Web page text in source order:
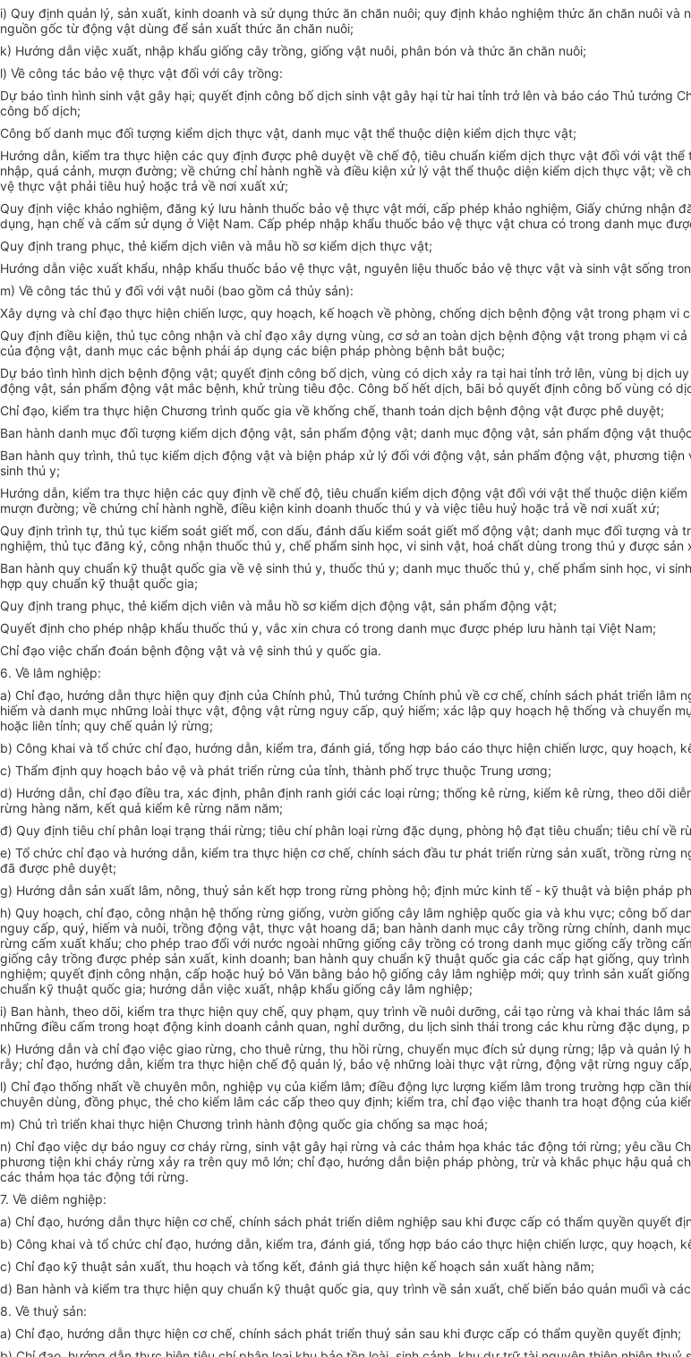
i) Quy định quản lý, sản xuất, kinh doanh và sử dụng thức ăn chăn nuôi; quy định khảo nghiệm thức ăn chăn nuôi và
nguồn gốc từ động vật dùng để sản xuất thức ăn chăn nuôi;
k) Hướng dẫn việc xuất, nhập khẩu giống cây trồng, giống vật nuôi, phân bón và thức ăn chăn nuôi;
l) Về công tác bảo vệ thực vật đối với cây trồng:
Dự báo tình hình sinh vật gây hại; quyết định công bố dịch sinh vật gây hại từ hai tỉnh trở lên và báo cáo Thủ tướng
công bố dịch;
Công bố danh mục đối tượng kiểm dịch thực vật, danh mục vật thể thuộc diện kiểm dịch thực vật;
Hướng dẫn, kiểm tra thực hiện các quy định được phê duyệt về chế độ, tiêu chuẩn kiểm dịch thực vật đối với vật
nhập, quá cảnh, mượn đường; về chứng chỉ hành nghề và điều kiện xử lý vật thể thuộc diện kiểm dịch thực vật; về
vệ thực vật phải tiêu huỷ hoặc trả về nơi xuất xứ;
Quy định việc khảo nghiệm, đăng ký lưu hành thuốc bảo vệ thực vật mới, cấp phép khảo nghiệm, Giấy chứng
dụng, hạn chế và cấm sử dụng ở Việt Nam. Cấp phép nhập khẩu thuốc bảo vệ thực vật chưa có trong danh mục
Quy định trang phục, thẻ kiểm dịch viên và mẫu hồ sơ kiểm dịch thực vật;
Hướng dẫn việc xuất khẩu, nhập khẩu thuốc bảo vệ thực vật, nguyên liệu thuốc bảo vệ thực vật và sinh vật sống
m) Về công tác thú y đối với vật nuôi (bao gồm cả thủy sản):
Xây dựng và chỉ đạo thực hiện chiến lược, quy hoạch, kế hoạch về phòng, chống dịch bệnh động vật trong phạm vi
Quy định điều kiện, thủ tục công nhận và chỉ đạo xây dựng vùng, cơ sở an toàn dịch bệnh động vật trong phạm vi
của động vật, danh mục các bệnh phải áp dụng các biện pháp phòng bệnh bắt buộc;
Dự báo tình hình dịch bệnh động vật; quyết định công bố dịch, vùng có dịch xảy ra tại hai tỉnh trở lên, vùng bị dịch
động vật, sản phẩm động vật mắc bệnh, khử trùng tiêu độc. Công bố hết dịch, bãi bỏ quyết định công bố vùng có
Chỉ đạo, kiểm tra thực hiện Chương trình quốc gia về khống chế, thanh toán dịch bệnh động vật được phê duyệt;
Ban hành danh mục đối tượng kiểm dịch động vật, sản phẩm động vật; danh mục động vật, sản phẩm động vật
Ban hành quy trình, thủ tục kiểm dịch động vật và biện pháp xử lý đối với động vật, sản phẩm động vật, phương
sinh thú y;
Hướng dẫn, kiểm tra thực hiện các quy định về chế độ, tiêu chuẩn kiểm dịch động vật đối với vật thể thuộc diện
mượn đường; về chứng chỉ hành nghề, điều kiện kinh doanh thuốc thú y và việc tiêu huỷ hoặc trả về nơi xuất xứ;
Quy định trình tự, thủ tục kiểm soát giết mổ, con dấu, đánh dấu kiểm soát giết mổ động vật; danh mục đối tượng và
nghiệm, thủ tục đăng ký, công nhận thuốc thú y, chế phẩm sinh học, vi sinh vật, hoá chất dùng trong thú y được sản
Ban hành quy chuẩn kỹ thuật quốc gia về vệ sinh thú y, thuốc thú y; danh mục thuốc thú y, chế phẩm sinh học, vi
hợp quy chuẩn kỹ thuật quốc gia;
Quy định trang phục, thẻ kiểm dịch viên và mẫu hồ sơ kiểm dịch động vật, sản phẩm động vật;
Quyết định cho phép nhập khẩu thuốc thú y, vắc xin chưa có trong danh mục được phép lưu hành tại Việt Nam;
Chỉ đạo việc chẩn đoán bệnh động vật và vệ sinh thú y quốc gia.
6. Về lâm nghiệp:
a) Chỉ đạo, hướng dẫn thực hiện quy định của Chính phủ, Thủ tướng Chính phủ về cơ chế, chính sách phát triển
hiếm và danh mục những loài thực vật, động vật rừng nguy cấp, quý hiếm; xác lập quy hoạch hệ thống và chuyển
hoặc liên tỉnh; quy chế quản lý rừng;
b) Công khai và tổ chức chỉ đạo, hướng dẫn, kiểm tra, đánh giá, tổng hợp báo cáo thực hiện chiến lược, quy
c) Thẩm định quy hoạch bảo vệ và phát triển rừng của tỉnh, thành phố trực thuộc Trung ương;
d) Hướng dẫn, chỉ đạo điều tra, xác định, phân định ranh giới các loại rừng; thống kê rừng, kiểm kê rừng, theo dõi
rừng hàng năm, kết quả kiểm kê rừng năm năm;
đ) Quy định tiêu chí phân loại trạng thái rừng; tiêu chí phân loại rừng đặc dụng, phòng hộ đạt tiêu chuẩn; tiêu chí
e) Tổ chức chỉ đạo và hướng dẫn, kiểm tra thực hiện cơ chế, chính sách đầu tư phát triển rừng sản xuất, trồng
đã được phê duyệt;
g) Hướng dẫn sản xuất lâm, nông, thuỷ sản kết hợp trong rừng phòng hộ; định mức kinh tế - kỹ thuật và biện pháp
h) Quy hoạch, chỉ đạo, công nhận hệ thống rừng giống, vườn giống cây lâm nghiệp quốc gia và khu vực; công bố
nguy cấp, quý, hiếm và nuôi, trồng động vật, thực vật hoang dã; ban hành danh mục cây trồng rừng chính, danh
rừng cấm xuất khẩu; cho phép trao đổi với nước ngoài những giống cây trồng có trong danh mục giống cấy trồng
giống cây trồng được phép sản xuất, kinh doanh; ban hành quy chuẩn kỹ thuật quốc gia các cấp hạt giống, quy
nghiệm; quyết định công nhận, cấp hoặc huỷ bỏ Văn bằng bảo hộ giống cây lâm nghiệp mới; quy trình sản xuất
chuẩn kỹ thuật quốc gia; hướng dẫn việc xuất, nhập khẩu giống cây lâm nghiệp;
i) Ban hành, theo dõi, kiểm tra thực hiện quy chế, quy phạm, quy trình về nuôi dưỡng, cải tạo rừng và khai thác lâm
những điều cấm trong hoạt động kinh doanh cảnh quan, nghỉ dưỡng, du lịch sinh thái trong các khu rừng đặc dụng,
k) Hướng dẫn và chỉ đạo việc giao rừng, cho thuê rừng, thu hồi rừng, chuyển mục đích sử dụng rừng; lập và quản
rẫy; chỉ đạo, hướng dẫn, kiểm tra thực hiện chế độ quản lý, bảo vệ những loài thực vật rừng, động vật rừng nguy
l) Chỉ đạo thống nhất về chuyên môn, nghiệp vụ của kiểm lâm; điều động lực lượng kiểm lâm trong trường hợp cần
chuyên dùng, đồng phục, thẻ cho kiểm lâm các cấp theo quy định; kiểm tra, chỉ đạo việc thanh tra hoạt động của
m) Chủ trì triển khai thực hiện Chương trình hành động quốc gia chống sa mạc hoá;
n) Chỉ đạo việc dự báo nguy cơ cháy rừng, sinh vật gây hại rừng và các thảm họa khác tác động tới rừng; yêu cầu
phương tiện khi cháy rừng xảy ra trên quy mô lớn; chỉ đạo, hướng dẫn biện pháp phòng, trừ và khắc phục hậu quả
các thảm họa tác động tới rừng.
7. Về diêm nghiệp:
a) Chỉ đạo, hướng dẫn thực hiện cơ chế, chính sách phát triển diêm nghiệp sau khi được cấp có thẩm quyền quyết
b) Công khai và tổ chức chỉ đạo, hướng dẫn, kiểm tra, đánh giá, tổng hợp báo cáo thực hiện chiến lược, quy
c) Chỉ đạo kỹ thuật sản xuất, thu hoạch và tổng kết, đánh giá thực hiện kế hoạch sản xuất hàng năm;
d) Ban hành và kiểm tra thực hiện quy chuẩn kỹ thuật quốc gia, quy trình về sản xuất, chế biến bảo quản muối và
8. Về thuỷ sản:
a) Chỉ đạo, hướng dẫn thực hiện cơ chế, chính sách phát triển thuỷ sản sau khi được cấp có thẩm quyền quyết định;